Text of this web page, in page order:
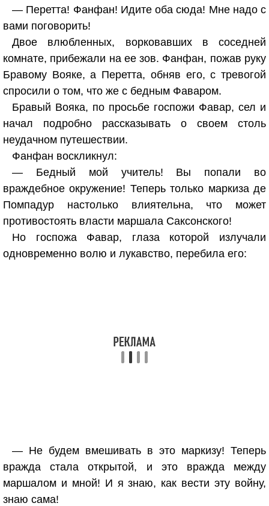
— Перетта! Фанфан! Идите оба сюда! Мне надо с
вами поговорить!
Двое влюбленных, ворковавших в соседней
комнате, прибежали на ее зов. Фанфан, пожав руку
Бравому Вояке, а Перетта, обняв его, с тревогой
спросили о том, что же с бедным Фаваром.
Бравый Вояка, по просьбе госпожи Фавар, сел и
начал подробно рассказывать о своем столь
неудачном путешествии.
Фанфан воскликнул:
— Бедный мой учитель! Вы попали во
враждебное окружение! Теперь только маркиза де
Помпадур настолько влиятельна, что может
противостоять власти маршала Саксонского!
Но госпожа Фавар, глаза которой излучали
одновременно волю и лукавство, перебила его:
— Не будем вмешивать в это маркизу! Теперь
вражда стала открытой, и это вражда между
маршалом и мной! И я знаю, как вести эту войну,
знаю сама!